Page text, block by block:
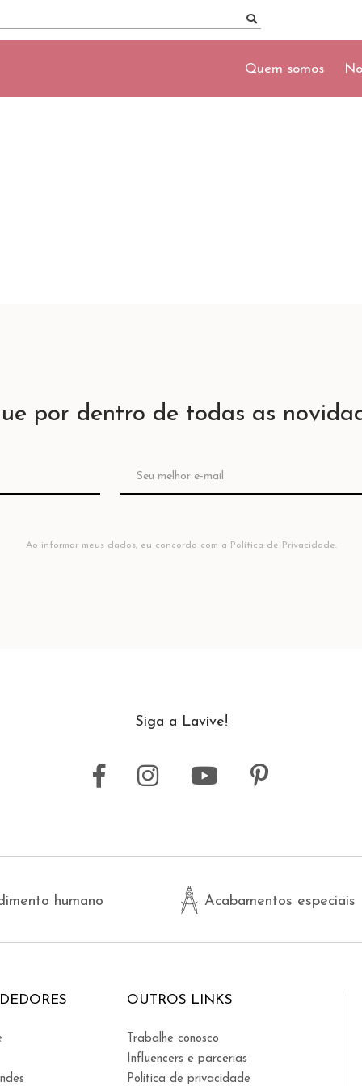
Quem somos
por dentro de todas as
Ao informar meus dados, eu concordo com a Política de Privacidade.
Siga a Lavive!
humano Acabamentos especiais
OUTROS LINKS
Trabalhe conosco
Influencers e parcerias
Política de privacidade